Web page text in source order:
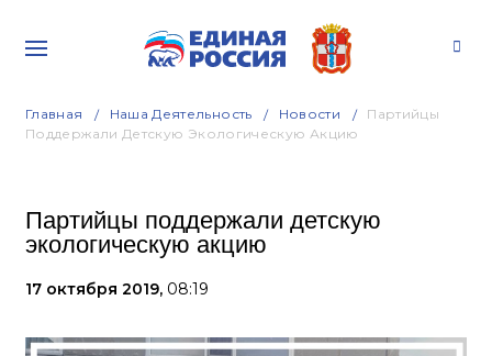
Главная Наша Деятельность Новости
Партийцы
Поддержали Детскую Экологическую Акцию
Партийцы поддержали детскую
экологическую акцию
17 октября 2019, 08:19